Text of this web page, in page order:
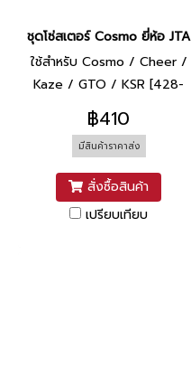
ชุดโซ่สเตอร์ Cosmo ยี่ห้อ JTA
ใช้สำหรับ Cosmo / Cheer /
Kaze / GTO / KSR [428-
104L (15T/31T)]
฿410
มีสินค้าราคาส่ง
สั่งซื้อสินค้า
เปรียบเทียบ